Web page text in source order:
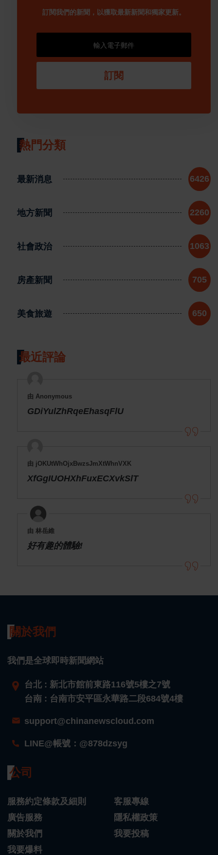
訂閱我們的新聞，以獲取最新新聞和獨家更新。
訂閱
熱門分類
最新消息 6426
地方新聞 2260
社會政治 1063
房產新聞 705
美食旅遊 650
最近評論
由 Anonymous
GDiYulZhRqeEhasqFlU
由 jOKUtWhOjxBwzsJmXtWhnVXK
XfGgIUOHXhFuxECXvkSlT
由 林岳維
好有趣的體驗!
關於我們
我們是全球即時新聞網站
台北 : 新北市館前東路116號5樓之7號
台南 : 台南市安平區永華路二段684號4樓
support@chinanewscloud.com
LINE@帳號：@878dzsyg
公司
服務約定條款及細則
客服專線
廣告服務
隱私權政策
關於我們
我要投稿
我要爆料